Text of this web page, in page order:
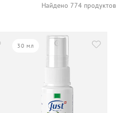
Найдено 774 продуктов
30 мл